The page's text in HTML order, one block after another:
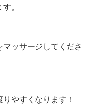
。
ッサージしてくださ
やすくなります！